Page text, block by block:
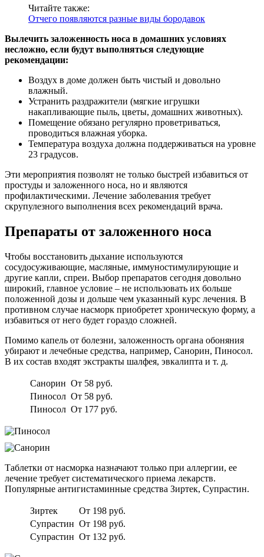
Читайте также:
Отчего появляются разные виды бородавок
Вылечить заложенность носа в домашних условиях
несложно, если будут выполняться следующие
рекомендации:
Воздух в доме должен быть чистый и довольно
влажный.
Устранить раздражители (мягкие игрушки
накапливающие пыль, цветы, домашних животных).
Помещение обязано регулярно проветриваться,
проводиться влажная уборка.
Температура воздуха должна поддерживаться на уровне
23 градусов.
Эти мероприятия позволят не только быстрей избавиться от
простуды и заложенного носа, но и являются
профилактическими. Лечение заболевания требует
скрупулезного выполнения всех рекомендаций врача.
Препараты от заложенного носа
Чтобы восстановить дыхание используются
сосудосуживающие, масляные, иммуностимулирующие и
другие капли, спреи. Выбор препаратов сегодня довольно
широкий, главное условие – не использовать их больше
положенной дозы и дольше чем указанный курс лечения. В
противном случае насморк приобретет хроническую форму, а
избавиться от него будет гораздо сложней.
Помимо капель от болезни, заложенность органа обоняния
убирают и лечебные средства, например, Санорин, Пиносол.
В их состав входят экстракты шалфея, эвкалипта и т. д.
Санорин От 58 руб.
Пиносол От 58 руб.
Пиносол От 177 руб.
Таблетки от насморка назначают только при аллергии, ее
лечение требует систематического приема лекарств.
Популярные антигистаминные средства Зиртек, Супрастин.
Зиртек
От 198 руб.
Супрастин От 198 руб.
Супрастин От 132 руб.